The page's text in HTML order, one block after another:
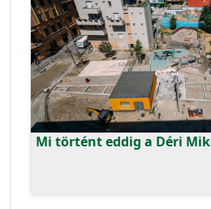
Mi történt eddig a Déri